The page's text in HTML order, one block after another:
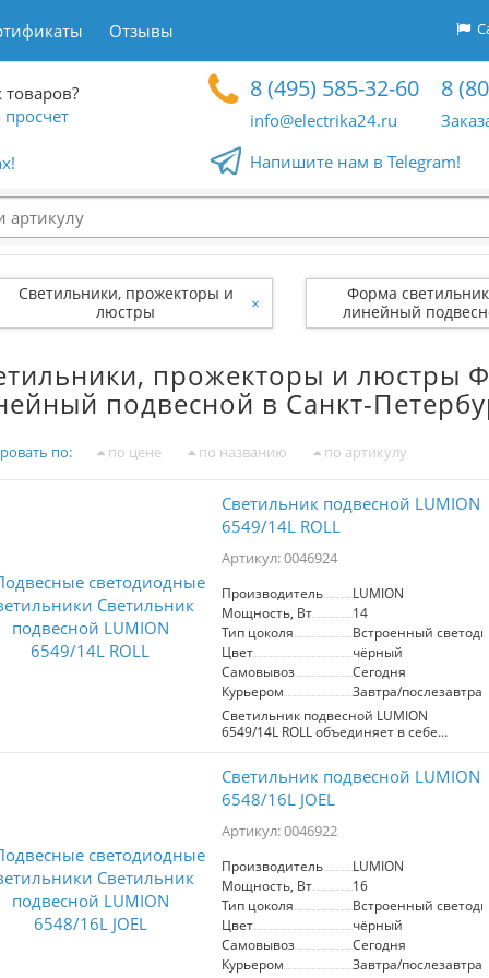
Отзывы
8 (495) 585-32-60
info@electrika24.ru
8
Напишите нам в Telegram!
Светильники, прожекторы и
люстры
×
Форма
линейный
прожекторы и люстры
подвесной в Санкт-
по: по цене по названию по артикулу
Светильник подвесной LUMION
6549/14L ROLL
Артикул: 0046924
Производитель
LUMION
Мощность, Вт
14
Тип цоколя
Встроенный
Цвет
чёрный
Самовывоз
Сегодня
Курьером
Завтра/послезавтра
Светильник подвесной LUMION
6549/14L ROLL объединяет в себе
элегантный современный дизайн и
освещением. Оснащённый
встроенным сенсором, этот светильник
предлагает удобство управления без
использования выключателя или
рукой под сенсором. Имеет длину 850
мм и оборудован энергоэффективными
светодиодами мощностью 14 Вт,
обеспечивающими яркое и при этом
экономичное освещение с
нейтральным белым свечением.
Светильник подвесной LUMION
6548/16L JOEL
Артикул: 0046922
Производитель
LUMION
Мощность, Вт
16
Тип цоколя
Встроенный
Цвет
чёрный
Самовывоз
Сегодня
Курьером
Завтра/послезавтра